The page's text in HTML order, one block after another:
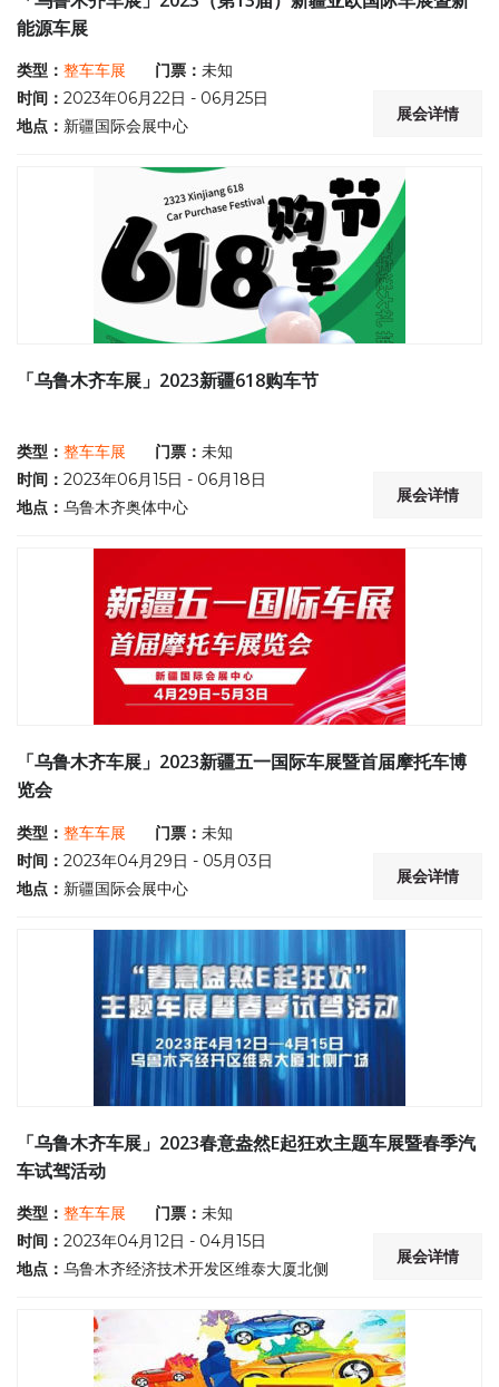
能源车展
类型： 整车车展 门票： 未知
时间： 2023年06月22日 - 06月25日
地点： 新疆国际会展中心
展会详情
「乌鲁木齐车展」2023新疆618购车节
类型： 整车车展 门票： 未知
时间： 2023年06月15日 - 06月18日
地点： 乌鲁木齐奥体中心
展会详情
「乌鲁木齐车展」2023新疆五一国际车展暨首届摩托车博
览会
类型： 整车车展 门票： 未知
时间： 2023年04月29日 - 05月03日
地点： 新疆国际会展中心
展会详情
「乌鲁木齐车展」2023春意盎然E起狂欢主题车展暨春季汽
车试驾活动
类型： 整车车展 门票： 未知
时间： 2023年04月12日 - 04月15日
地点： 乌鲁木齐经济技术开发区维泰大厦北侧
展会详情